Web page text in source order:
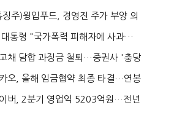
쟁’
징주)윙입푸드, 경영진 주가 부양 의
상한가...
대통령 "국가폭력 피해자에 사과…
적 조사로 진...
채 담합 과징금 철퇴…증권사 '충당
폭탄' 우려...
오, 올해 임금협약 최종 타결…연봉
인상·격려...
버, 2분기 영업익 5203억원…전년